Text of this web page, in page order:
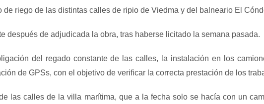
riego de las distintas calles de ripio de Viedma y del balneario El
después de adjudicada la obra, tras haberse licitado la semana pasada.
del regado constante de las calles, la instalación en los
de GPSs, con el objetivo de verificar la correcta prestación de los
las calles de la villa marítima, que a la fecha solo se hacía con un